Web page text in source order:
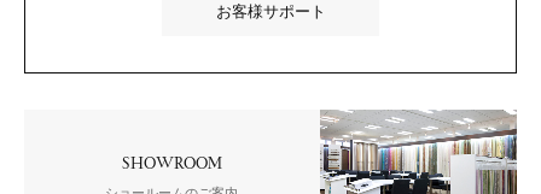
お客様サポート
SHOWROOM